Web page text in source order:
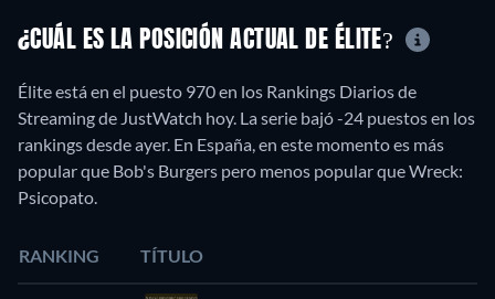
¿CUÁL ES LA POSICIÓN ACTUAL DE ÉLITE?
Élite está en el puesto 970 en los Rankings Diarios de
Streaming de JustWatch hoy. La serie bajó -24 puestos en los
rankings desde ayer. En España, en este momento es más
popular que Bob's Burgers pero menos popular que Wreck:
Psicopato.
RANKING TÍTULO